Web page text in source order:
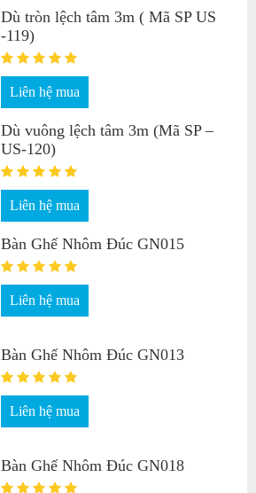
Dù tròn lệch tâm 3m ( Mã SP US
-119)
Liên hệ mua
Dù vuông lệch tâm 3m (Mã SP –
US-120)
Liên hệ mua
Bàn Ghế Nhôm Đúc GN015
Liên hệ mua
Bàn Ghế Nhôm Đúc GN013
Liên hệ mua
Bàn Ghế Nhôm Đúc GN018